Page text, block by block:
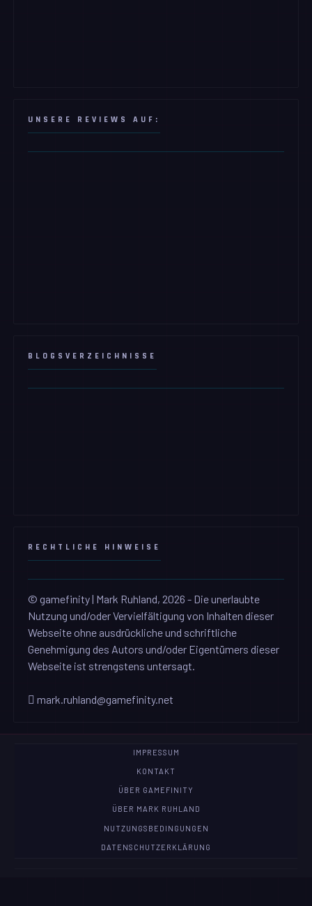
UNSERE REVIEWS AUF:
BLOGSVERZEICHNISSE
RECHTLICHE HINWEISE
© gamefinity | Mark Ruhland, 2026 - Die unerlaubte
Nutzung und/oder Vervielfältigung von Inhalten dieser
Webseite ohne ausdrückliche und schriftliche
Genehmigung des Autors und/oder Eigentümers dieser
Webseite ist strengstens untersagt.
mark.ruhland@gamefinity.net
IMPRESSUM
KONTAKT
ÜBER GAMEFINITY
ÜBER MARK RUHLAND
NUTZUNGSBEDINGUNGEN
DATENSCHUTZERKLÄRUNG